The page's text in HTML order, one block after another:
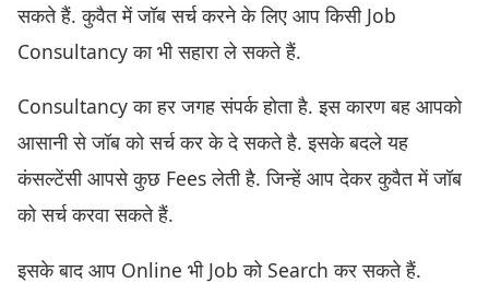
सकते हैं. कुवैत में जॉब सर्च करने के लिए आप किसी Job
Consultancy का भी सहारा ले सकते हैं.
Consultancy का हर जगह संपर्क होता है. इस कारण बह आपको
आसानी से जॉब को सर्च कर के दे सकते है. इसके बदले यह
कंसल्टेंसी आपसे कुछ Fees लेती है. जिन्हें आप देकर कुवैत में जॉब
को सर्च करवा सकते हैं.
इसके बाद आप Online भी Job को Search कर सकते हैं.